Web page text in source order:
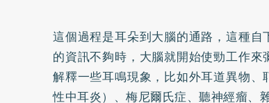
這個過程是耳朵到大腦的通路，這種
的資訊不夠時，大腦就開始使勁工作
解釋一些耳鳴現象，比如外耳道異物
性中耳炎）、梅尼爾氏症、聽神經瘤、